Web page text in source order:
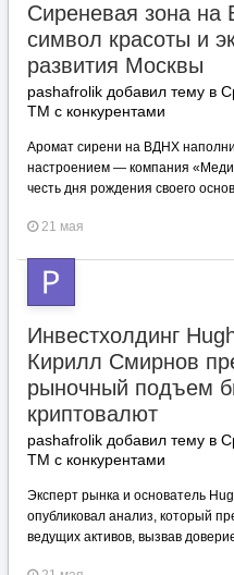
Сиреневая зона
символ красоты и
развития Москвы
pashafrolik добавил тему в
TM с конкурентами
Аромат сирени на ВДНХ
настроением — компания
честь дня рождения своего
21 мая
Инвестхолдинг
Кирилл Смирнов
рыночный подъем
криптовалют
pashafrolik добавил тему в
TM с конкурентами
Эксперт рынка и основатель
опубликовал анализ, который
ведущих активов, вызвав